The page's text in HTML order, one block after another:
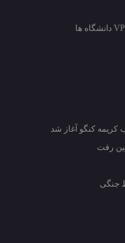
کریمه کنگو آغاز شد
جنگی